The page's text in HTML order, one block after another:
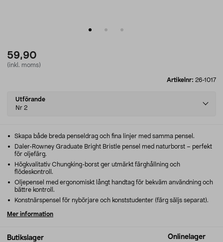
59,90
(inkl. moms)
Artikelnr: 26-1017
Select
variant
Utförande
Nr 2
Butikslager Onlinelager
Skapa både breda penseldrag och fina linjer med samma pensel.
Daler-Rowney Graduate Bright Bristle pensel med naturborst – perfekt
för oljefärg.
Högkvalitativ Chungking-borst ger utmärkt färghållning och
flödeskontroll.
Oljepensel med ergonomiskt långt handtag för bekväm användning och
bättre kontroll.
Konstnärspensel för nybörjare och konststudenter (färg säljs separat).
Mer information